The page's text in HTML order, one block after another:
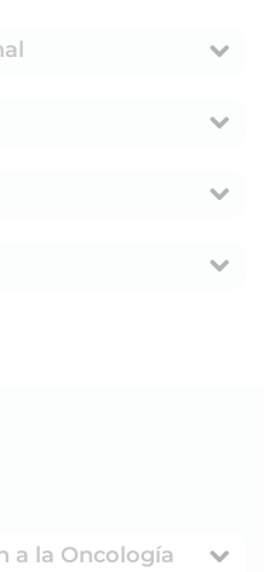
a la Oncología